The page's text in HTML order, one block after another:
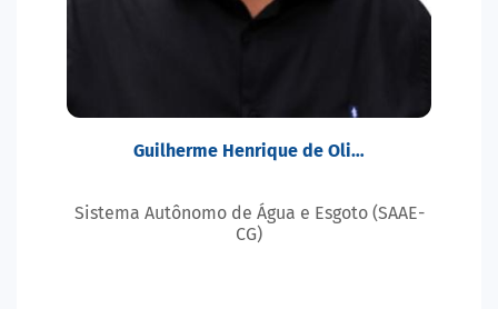
Guilherme Henrique de Oli…
Sistema Autônomo de Água e Esgoto (SAAE-
CG)